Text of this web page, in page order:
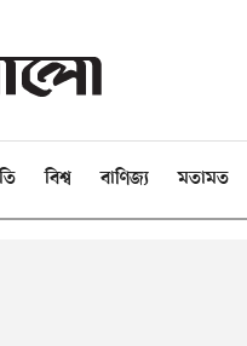
বিশ্ব বাণিজ্য মতামত